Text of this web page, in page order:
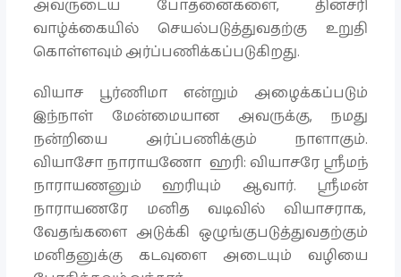
அவருடைய போதனைகளை, தினசரி
வாழ்க்கையில் செயல்படுத்துவதற்கு உறுதி
கொள்ளவும் அர்ப்பணிக்கப்படுகிறது.
வியாச பூர்ணிமா என்றும் அழைக்கப்படும்
இந்நாள் மேன்மையான அவருக்கு, நமது
நன்றியை அர்ப்பணிக்கும் நாளாகும்.
வியாசோ நாராயணோ ஹரி: வியாசரே ஸ்ரீமந்
நாராயணனும் ஹரியும் ஆவார். ஸ்ரீமன்
நாராயணரே மனித வடிவில் வியாசராக,
வேதங்களை அடுக்கி ஒழுங்குபடுத்துவதற்கும்
மனிதனுக்கு கடவுளை அடையும் வழியை